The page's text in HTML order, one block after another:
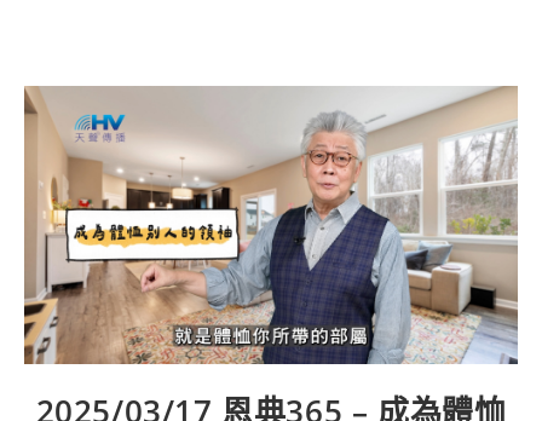
2025/03/17 恩典365 – 成為體恤